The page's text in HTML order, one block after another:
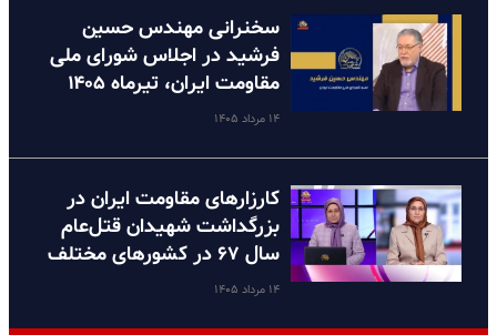
سخنرانی مهندس حسین
فرشید در اجلاس شورای ملی
مقاومت ایران، تیرماه ۱۴۰۵
۱۴ مرداد ۱۴۰۵
کارزارهای مقاومت ایران در
بزرگداشت شهیدان قتل‌عام
سال ۶۷ در کشورهای مختلف
۱۴ مرداد ۱۴۰۵